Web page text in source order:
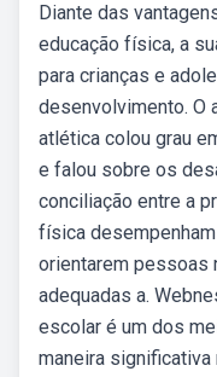
Diante das
educação física, a
para crianças e
desenvolvimento. O
atlética colou grau
e falou sobre os
conciliação entre a
física
orientarem pessoas
adequadas a.
escolar é um dos
maneira